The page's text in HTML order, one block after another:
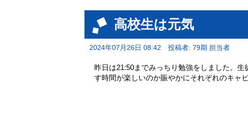
高校生は元気
2024年07月26日 08:42 投稿者: 79期 担当者
昨日は21:50までみっちり勉強をしました。
す時間が楽しいのか賑やかにそれぞれのキャ